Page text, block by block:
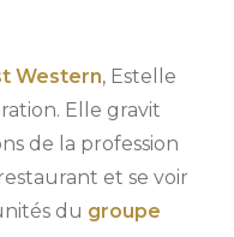
Western, Estelle
Elle gravit
de la profession
et se voir
du groupe